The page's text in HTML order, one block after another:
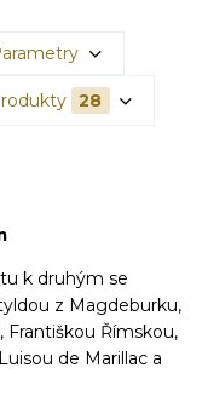
28
k ­druhým se
z Magdeburku,
Františkou Římskou,
de Marillac a